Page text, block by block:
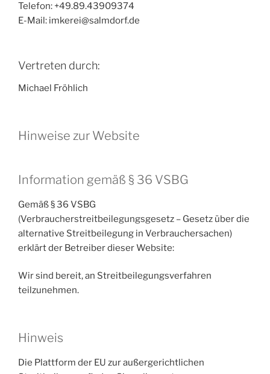
Telefon: +49.89.43909374
E-Mail: imkerei@salmdorf.de
Vertreten durch:
Michael Fröhlich
Hinweise zur Website
Information gemäß § 36 VSBG
Gemäß § 36 VSBG
(Verbraucherstreitbeilegungsgesetz – Gesetz über die
alternative Streitbeilegung in Verbrauchersachen)
erklärt der Betreiber dieser Website:
Wir sind bereit, an Streitbeilegungsverfahren
teilzunehmen.
Hinweis
Die Plattform der EU zur außergerichtlichen